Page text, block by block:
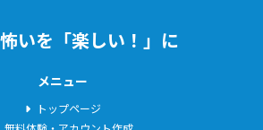
いを「楽しい！」に
メニュー
トップページ